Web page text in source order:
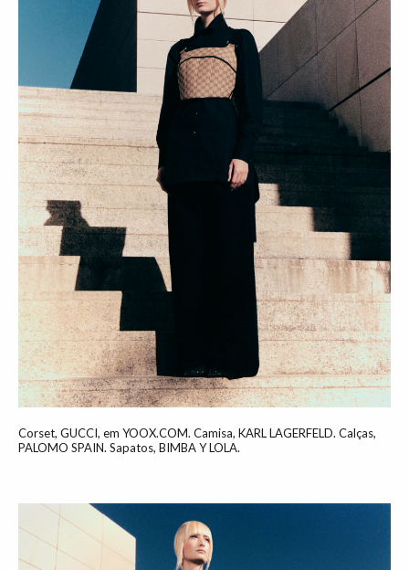
Corset, GUCCI, em YOOX.COM. Camisa, KARL LAGERFELD. Calças,
PALOMO SPAIN. Sapatos, BIMBA Y LOLA.